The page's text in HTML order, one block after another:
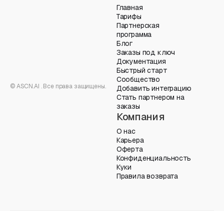
© ASCN.AI . Все права защищены.
Главная
Тарифы
Партнерская
программа
Блог
Заказы под ключ
Документация
Быстрый старт
Сообщество
Добавить интеграцию
Стать партнером на
заказы
Компания
О нас
Карьера
Оферта
Конфиденциальность
Куки
Правила возврата